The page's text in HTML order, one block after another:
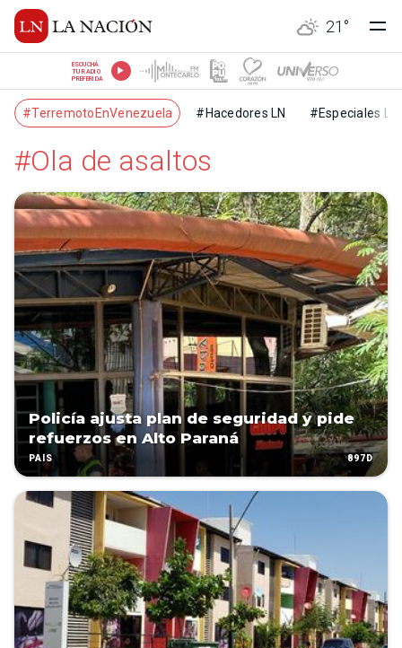
21 °
ESCUCHÁ
TU RADIO
PREFERIDA
#TerremotoEnVenezuela #Hacedores LN #Especiales LN
#Ola de asaltos
Policía ajusta plan de seguridad y pide
refuerzos en Alto Paraná
PAÍS 897D